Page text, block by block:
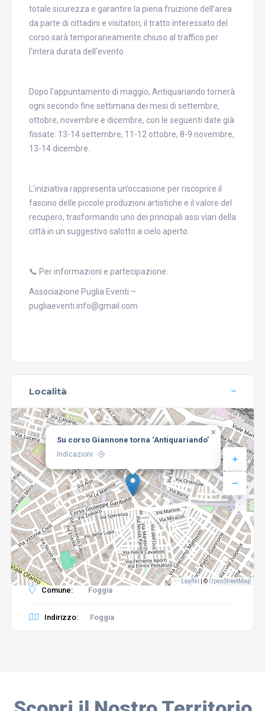
totale sicurezza e garantire la piena fruizione dell’area
da parte di cittadini e visitatori, il tratto interessato del
corso sarà temporaneamente chiuso al traffico per
l’intera durata dell’evento.
Dopo l'appuntamento di maggio, Antiquariando tornerà
ogni secondo fine settimana dei mesi di settembre,
ottobre, novembre e dicembre, con le seguenti date già
fissate: 13-14 settembre, 11-12 ottobre, 8-9 novembre,
13-14 dicembre.
L’iniziativa rappresenta un’occasione per riscoprire il
fascino delle piccole produzioni artistiche e il valore del
recupero, trasformando uno dei principali assi viari della
città in un suggestivo salotto a cielo aperto.
📞 Per informazioni e partecipazione:
Associazione Puglia Eventi –
pugliaeventi.info@gmail.com
Località
Su corso Giannone torna ‘Antiquariando’
Indicazioni
×
Leaflet © OpenStreetMap
Comune: Foggia
Indirizzo: Foggia